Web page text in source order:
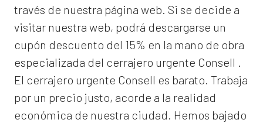
través de nuestra página web. Si se decide a
visitar nuestra web, podrá descargarse un
cupón descuento del 15% en la mano de obra
especializada del cerrajero urgente Consell .
El cerrajero urgente Consell es barato. Trabaja
por un precio justo, acorde a la realidad
económica de nuestra ciudad. Hemos bajado